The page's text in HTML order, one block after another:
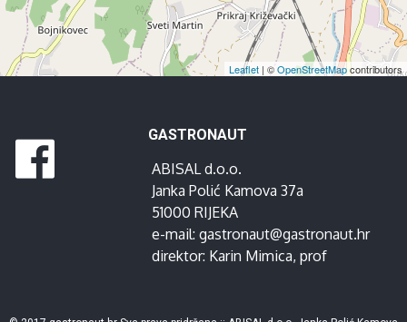
Leaflet | ©OpenStreetMapcontributors
GASTRONAUT
ABISAL d.o.o.
Janka Polić Kamova 37a
51000 RIJEKA
e-mail: gastronaut@gastronaut.hr
direktor: Karin Mimica, prof